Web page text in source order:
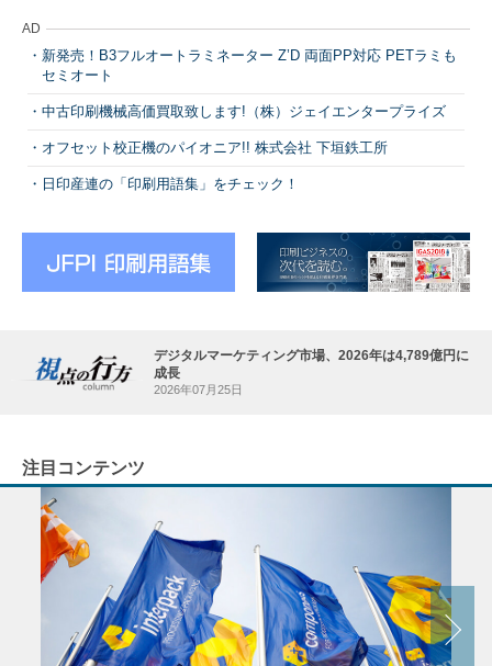
AD
新発売！B3フルオートラミネーター Z’D 両面PP対応 PETラミも
セミオート
中古印刷機械高価買取致します!（株）ジェイエンタープライズ
オフセット校正機のパイオニア!! 株式会社 下垣鉄工所
日印産連の「印刷用語集」をチェック！
デジタルマーケティング市場、2026年は4,789億円に
成長
2026年07月25日
注目コンテンツ